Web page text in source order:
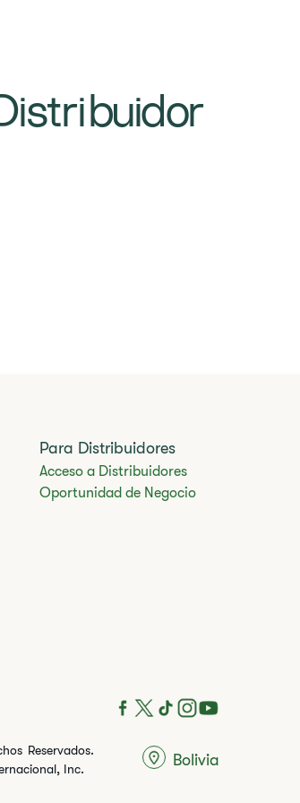
Para Distribuidores
Acceso a Distribuidores
Oportunidad de Negocio
Reservados.
Inc.
Bolivia